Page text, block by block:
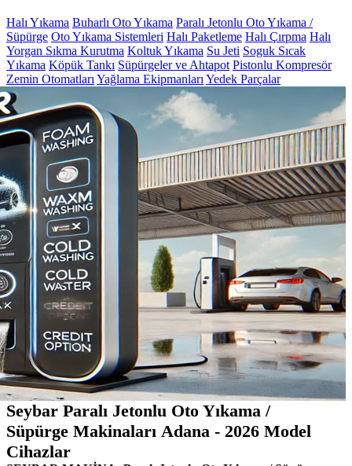
Halı Yıkama Buharlı Oto Yıkama Paralı Jetonlu Oto Yıkama /
Süpürge Oto Yıkama Sistemleri Halı Paketleme Halı Çırpma Halı
Yorgan Sıkma Kurutma Koltuk Yıkama Su Jeti Soguk Sıcak
Yıkama Köpük Tankı Süpürgeler ve Ahtapot Pistonlu Kompresör
Zemin Otomatları Yağlama Ekipmanları Yedek Parçalar
Seybar Paralı Jetonlu Oto Yıkama /
Süpürge Makinaları Adana - 2026 Model
Cihazlar